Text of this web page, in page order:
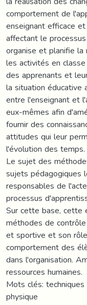
comportement de
enseignant efficace
affectant le
organise et planifie
les activités en
des apprenants et
la situation éducative
entre l'enseignant et
eux-mêmes afin
fournir des
attitudes qui leur
l'évolution des temps.
Le sujet des
sujets pédagogiques
responsables de
processus
Sur cette base,
méthodes de
et sportive et son
comportement des
dans l'organisation.
ressources humaines.
Mots clés:
physique